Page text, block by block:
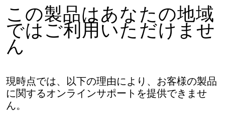
この製品はあなたの地域
ではご利用いただけませ
ん
現時点では、以下の理由により、お客様の製品
に関するオンラインサポートを提供できませ
ん。